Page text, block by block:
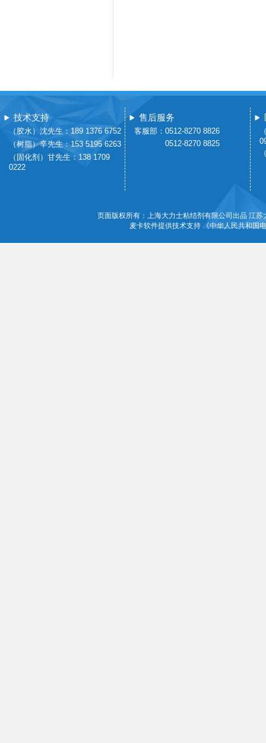
技术支持
（胶水）沈先生：189 1376 6752
（树脂）辛先生：153 5195 6263
（固化剂）甘先生：138 1709
0222
售后服务
客服部：0512-8270 8826
0512-8270 8825
页面版权所有：上海大力士粘结剂有限公司出品 江
麦卡软件提供技术支持 《中华人民共和国